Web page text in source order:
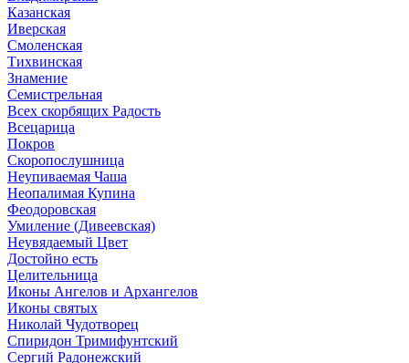
Казанская
Иверская
Смоленская
Тихвинская
Знамение
Семистрельная
Всех скорбящих Радость
Всецарица
Покров
Скоропослушница
Неупиваемая Чаша
Неопалимая Купина
Феодоровская
Умиление (Дивеевская)
Неувядаемый Цвет
Достойно есть
Целительница
Иконы Ангелов и Архангелов
Иконы святых
Николай Чудотворец
Спиридон Тримифунтский
Сергий Радонежский